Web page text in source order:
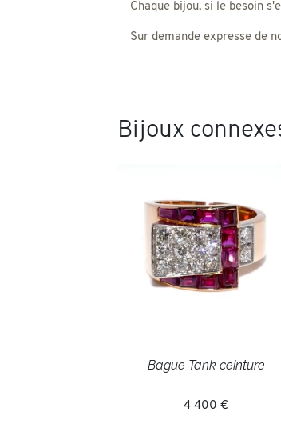
Chaque bijou, si le besoin
Sur demande expresse de
Bijoux
Bague Tank ceinture
4 400 €